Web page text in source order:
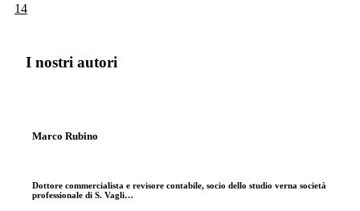
14
I nostri autori
Marco Rubino
Dottore commercialista e revisore contabile, socio dello studio verna società
professionale di S. Vagli…